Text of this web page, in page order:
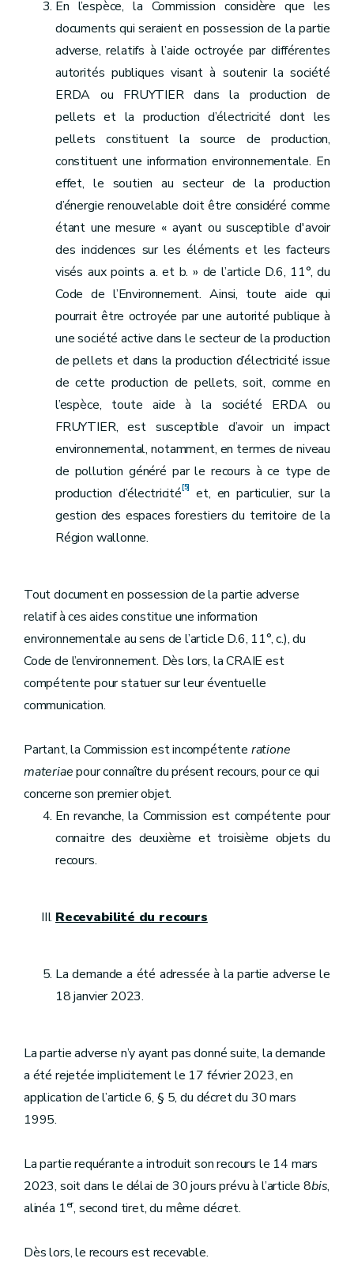
En l’espèce, la Commission considère que les
documents qui seraient en possession de la partie
adverse, relatifs à l’aide octroyée par différentes
autorités publiques visant à soutenir la société
ERDA ou FRUYTIER dans la production de
pellets et la production d’électricité dont les
pellets constituent la source de production,
constituent une information environnementale. En
effet, le soutien au secteur de la production
d’énergie renouvelable doit être considéré comme
étant une mesure « ayant ou susceptible d'avoir
des incidences sur les éléments et les facteurs
visés aux points a. et b. » de l’article D.6, 11°, du
Code de l’Environnement. Ainsi, toute aide qui
pourrait être octroyée par une autorité publique à
une société active dans le secteur de la production
de pellets et dans la production d’électricité issue
de cette production de pellets, soit, comme en
l’espèce, toute aide à la société ERDA ou
FRUYTIER, est susceptible d’avoir un impact
environnemental, notamment, en termes de niveau
de pollution généré par le recours à ce type de
production d’électricité[5]
et, en particulier, sur la
gestion des espaces forestiers du territoire de la
Région wallonne.
Tout document en possession de la partie adverse
relatif à ces aides constitue une information
environnementale au sens de l’article D.6, 11°, c.), du
Code de l’environnement. Dès lors, la CRAIE est
compétente pour statuer sur leur éventuelle
communication.
Partant, la Commission est incompétente ratione
materiaepour connaître du présent recours, pour ce qui
concerne son premier objet.
En revanche, la Commission est compétente pour
connaitre des deuxième et troisième objets du
recours.
Recevabilité du recours
La demande a été adressée à la partie adverse le
18 janvier 2023.
La partie adverse n’y ayant pas donné suite, la demande
a été rejetée implicitement le 17 février 2023, en
application de l’article 6, § 5, du décret du 30 mars
1995.
La partie requérante a introduit son recours le 14 mars
2023, soit dans le délai de 30 jours prévu à l’article 8bis,
alinéa 1er, second tiret, du même décret.
Dès lors, le recours est recevable.